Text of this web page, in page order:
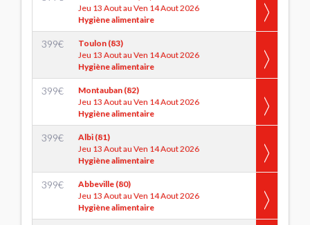
Jeu 13 Aout au Ven 14 Aout 2026
Hygiène alimentaire
399€
Toulon (83)
Jeu 13 Aout au Ven 14 Aout 2026
Hygiène alimentaire
399€
Montauban (82)
Jeu 13 Aout au Ven 14 Aout 2026
Hygiène alimentaire
399€
Albi (81)
Jeu 13 Aout au Ven 14 Aout 2026
Hygiène alimentaire
399€
Abbeville (80)
Jeu 13 Aout au Ven 14 Aout 2026
Hygiène alimentaire